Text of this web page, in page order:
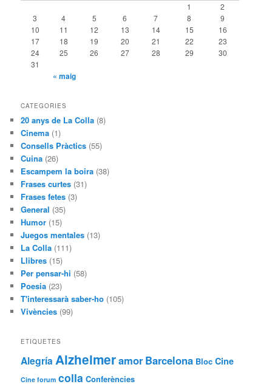
1
2
3
4 5 6 7 8
9
10
11 12 13 14 15
16
17
18 19 20 21 22
23
24
25 26 27 28 29
30
31
« maig
CATEGORIES
20 anys de La Colla (8)
Cinema (1)
Consells Pràctics (55)
Cuina (26)
Escampem la boira (38)
Frases curtes (31)
Frases fetes (3)
General (35)
Humor (15)
Juegos mentales (13)
La Colla (111)
Llibres (15)
Per pensar-hi (58)
Poesia (23)
T'interessarà saber-ho (105)
Vivències (99)
ETIQUETES
Alegría Alzheimeramor Barcelona Bloc Cine
Cine forum colla Conferències